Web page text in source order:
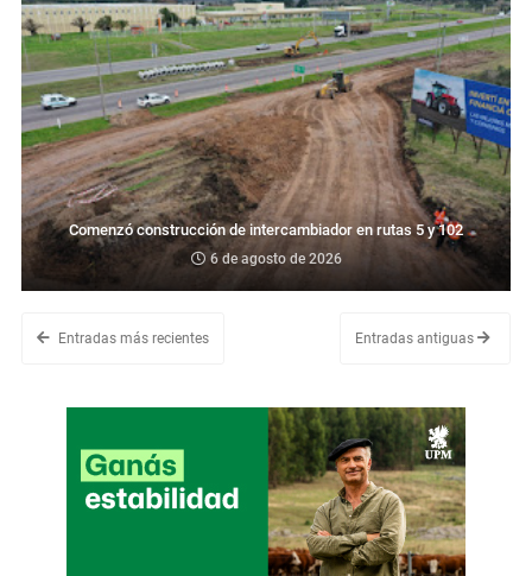
Comenzó construcción de intercambiador en rutas 5 y 102
6 de agosto de 2026
Entradas más recientes Entradas antiguas